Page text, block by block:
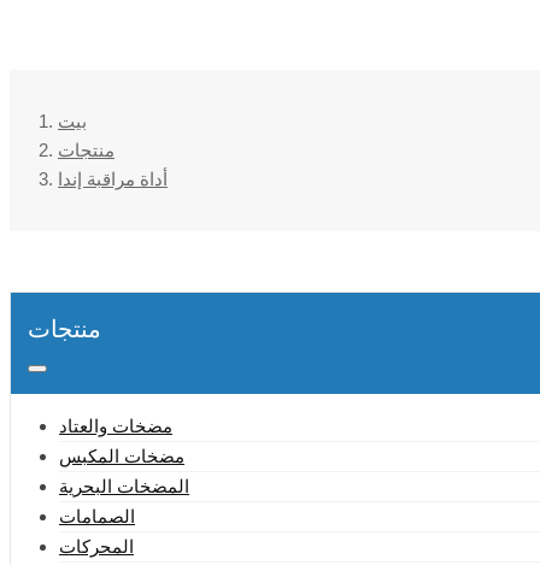
بيت
منتجات
أداة مراقبة إندا
منتجات
مضخات والعتاد
مضخات المكبس
المضخات البحرية
الصمامات
المحركات